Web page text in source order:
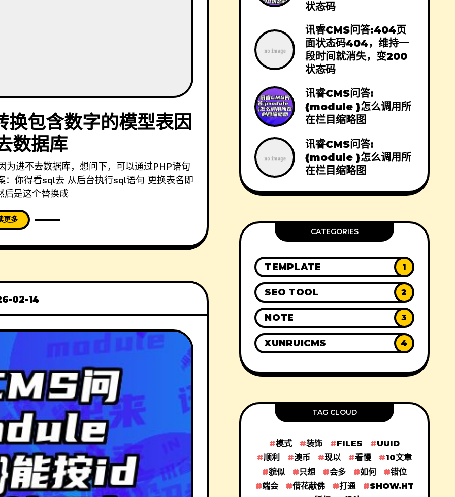
包含数字的模型表因
数据库
为进不去数据库，想问下，可以通过PHP语句
：你得看sql去 从后台执行sql语句 更换表名即
后是这个替换成
更多
02-14
状态码
讯睿CMS问答:404页
面状态码404，维持一
段时间就消失，变200
状态码
讯睿CMS问答:
{module }怎么调用所
在栏目缩略图
讯睿CMS问答:
{module }怎么调用所
在栏目缩略图
CATEGORIES
TEMPLATE 1
SEO TOOL 2
NOTE 3
XUNRUICMS 4
TAG CLOUD
模式 装饰 FILES
UUID
顺利
澳币 现以 看慢
10文章
貌似
只想 会多 如何
错位
端会
借花献佛 打通
SHOW.HT